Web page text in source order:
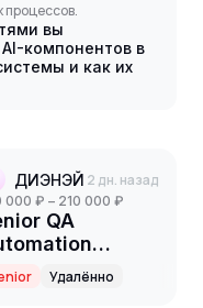
вы
компонентов в
и как их
ДИЭНЭЙ 2 дн. назад
000 ₽ – 210 000 ₽
QA
Удалённо